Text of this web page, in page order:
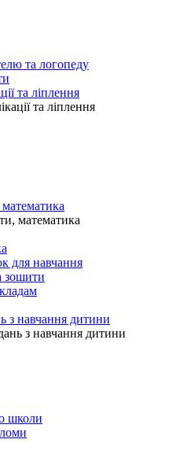
та логопеду
та ліплення
та ліплення
математика
для навчання
зошити
з навчання дитини
з навчання дитини
школи